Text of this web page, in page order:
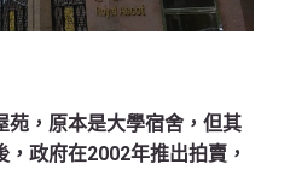
苑，原本是大學宿舍，但其
政府在2002年推出拍賣，